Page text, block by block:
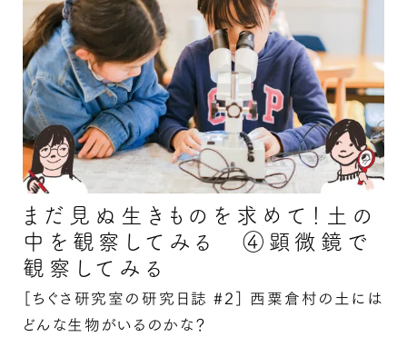
まだ見ぬ生きものを求めて！土の
中を観察してみる ④顕微鏡で
観察してみる
［ちぐさ研究室の研究日誌 #2］ 西粟倉村の土には
どんな生物がいるのかな？